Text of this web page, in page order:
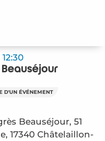
D'UN ÉVÉNEMENT
Beauséjour, 51
17340 Châtelaillon-